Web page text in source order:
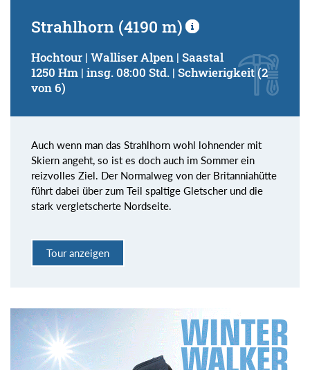
Strahlhorn (4190 m)
Hochtour | Walliser Alpen | Saastal
1250 Hm | insg. 08:00 Std. | Schwierigkeit (2
von 6)
Auch wenn man das Strahlhorn wohl lohnender mit
Skiern angeht, so ist es doch auch im Sommer ein
reizvolles Ziel. Der Normalweg von der Britanniahütte
führt dabei über zum Teil spaltige Gletscher und die
stark vergletscherte Nordseite.
Tour anzeigen